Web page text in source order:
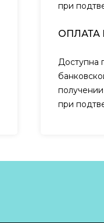
при
Доступна
при